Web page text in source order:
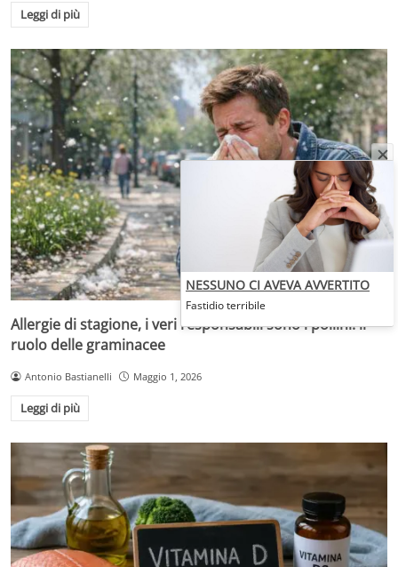
Leggi di più
Allergie di stagione, i veri responsabili sono i pollini: il
ruolo delle graminacee
Antonio Bastianelli Maggio 1, 2026
Leggi di più
NESSUNO CI AVEVA AVVERTITO
Fastidio terribile